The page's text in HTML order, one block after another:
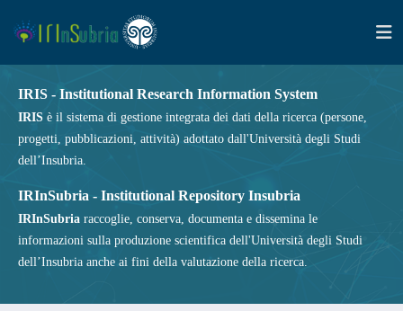
IRIS - Institutional Research Information System
IRIS è il sistema di gestione integrata dei dati della ricerca (persone,
progetti, pubblicazioni, attività) adottato dall'Università degli Studi
dell’Insubria.
IRInSubria - Institutional Repository Insubria
IRInSubria raccoglie, conserva, documenta e dissemina le
informazioni sulla produzione scientifica dell'Università degli Studi
dell’Insubria anche ai fini della valutazione della ricerca.